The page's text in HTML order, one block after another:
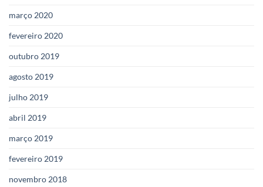
março 2020
fevereiro 2020
outubro 2019
agosto 2019
julho 2019
abril 2019
março 2019
fevereiro 2019
novembro 2018